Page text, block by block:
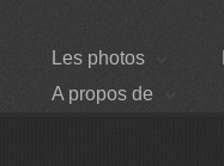
Les photos
A propos de